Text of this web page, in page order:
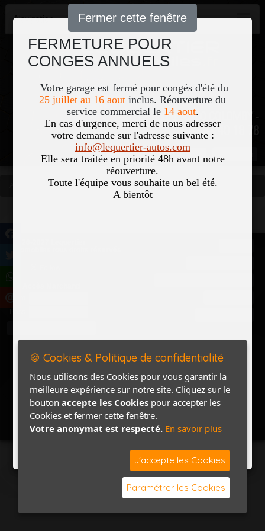
FERMETURE POUR
CONGES ANNUELS
Votre garage est fermé pour congés d'été du
25 juillet au 16 aout inclus. Réouverture du
service commercial le 14 aout.
En cas d'urgence, merci de nous adresser
votre demande sur l'adresse suivante :
info@lequertier-autos.com
Elle sera traitée en priorité 48h avant notre
réouverture.
Toute l'équipe vous souhaite un bel été.
A bientôt
Fermer cette fenêtre
Navigation
51, Le Bourg 50700 COLOMBY -
02 33 40 18 78
Nom Pass
Occasions Vous êtes ici
🍪 Cookies & Politique de confidentialité
Nous utilisons des Cookies pour vous garantir la
meilleure expérience sur notre site. Cliquez sur le
bouton accepte les Cookies pour accepter les
Cookies et fermer cette fenêtre.
Votre anonymat est respecté. En savoir plus
J'accepte les Cookies
Paramétrer les Cookies